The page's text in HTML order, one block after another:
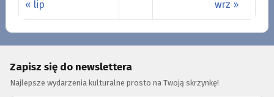
« lip wrz »
Zapisz się do newslettera
Najlepsze wydarzenia kulturalne prosto na Twoją skrzynkę!